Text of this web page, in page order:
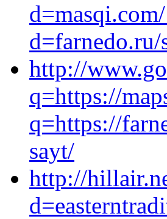
d=farnedo.ru/
http://
q=https://
q=https://
sayt/
http://